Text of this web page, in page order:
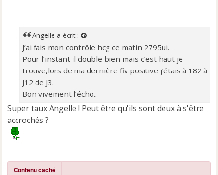
Angelle a écrit :
J’ai fais mon contrôle hcg ce matin 2795ui.
Pour l’instant il double bien mais c’est haut je
trouve,lors de ma dernière fiv positive j’étais à 182 à
J12 de J3.
Bon vivement l’écho..
Super taux Angelle ! Peut être qu'ils sont deux à s'être
accrochés ?
Contenu caché